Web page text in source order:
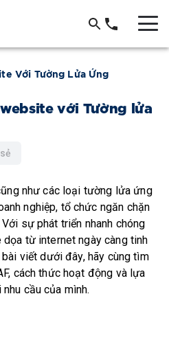
Với Tường Lửa Ứng
với Tường lửa
như các loại tường lửa ứng
nghiệp, tổ chức ngăn chặn
sự phát triển nhanh chóng
từ internet ngày càng tinh
viết dưới đây, hãy cùng tìm
cách thức hoạt động và lựa
cầu của mình.